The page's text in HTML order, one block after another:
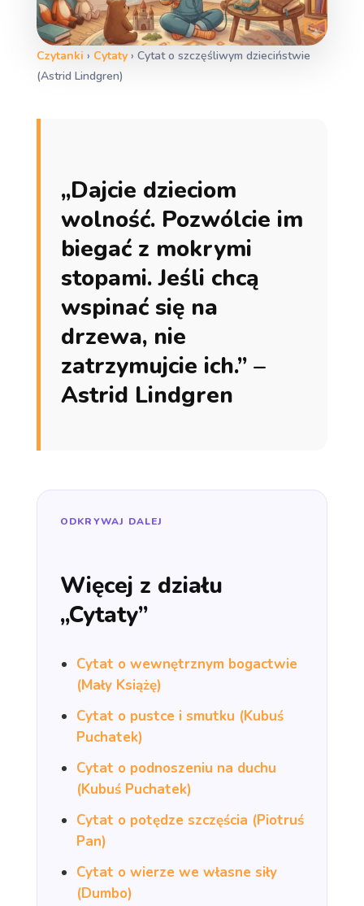
Czytanki › Cytaty› Cytat o szczęśliwym dzieciństwie
(Astrid Lindgren)
„Dajcie dzieciom
wolność. Pozwólcie im
biegać z mokrymi
stopami. Jeśli chcą
wspinać się na
drzewa, nie
zatrzymujcie ich.” –
Astrid Lindgren
ODKRYWAJ DALEJ
Więcej z działu
„Cytaty”
Cytat o wewnętrznym bogactwie
(Mały Książę)
Cytat o pustce i smutku (Kubuś
Puchatek)
Cytat o podnoszeniu na duchu
(Kubuś Puchatek)
Cytat o potędze szczęścia (Piotruś
Pan)
Cytat o wierze we własne siły
(Dumbo)